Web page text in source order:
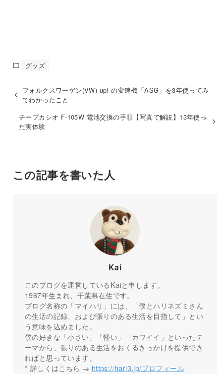
グッズ
フォルクスワーゲン(VW) up! の変速機「ASG」を3年使ってみ
てわかったこと
チープカシオ F-105W 電池交換の手順【写真で解説】13年使っ
た実体験
この記事を書いた人
Kai
このブログを運営しているKaiと申します。
1967年生まれ、千葉県在住です。
ブログ名称の「マイハリ」には、「僕とハリネズミさん
の生活の記録、および張りのある生活を目指して」とい
う意味を込めました。
僕の好きな「小さい」「軽い」「カワイイ」といったテ
ーマから、張りのある生活をおくるきっかけを提供でき
ればと思っています。
* 詳しくはこちら → https://hari3.jp/プロフィール